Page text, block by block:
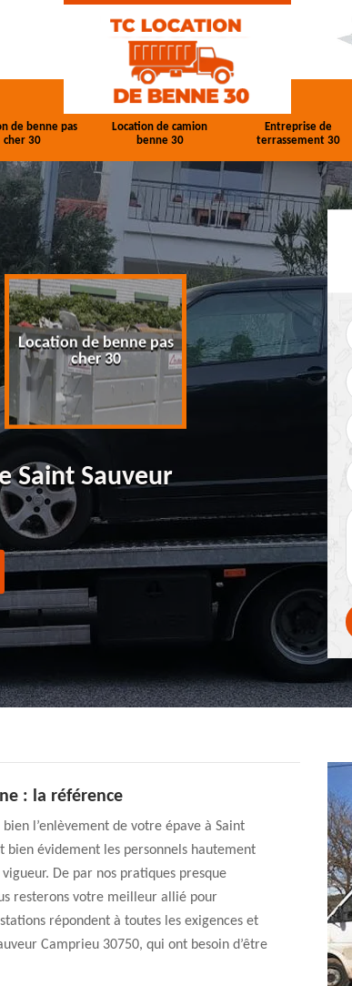
de benne pas
cher 30
Location de camion
benne 30
Entreprise de
terrassement 30
Location de benne pas
cher 30
Location de camion
benne 30
Saint Sauveur
: la référence
l’enlèvement de votre épave à Saint
bien évidement les personnels hautement
De par nos pratiques presque
resterons votre meilleur allié pour
répondent à toutes les exigences et
Camprieu 30750, qui ont besoin d’être